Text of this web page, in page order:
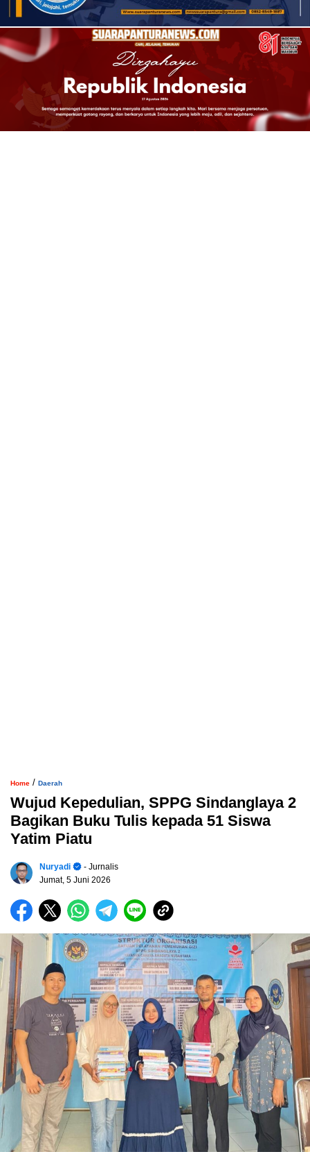
Home / Daerah
Wujud Kepedulian, SPPG Sindanglaya 2
Bagikan Buku Tulis kepada 51 Siswa
Yatim Piatu
Nuryadi
- Jurnalis
Jumat, 5 Juni 2026